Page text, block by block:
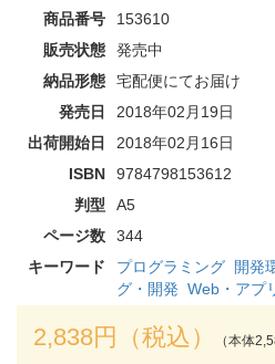
商品番号
153610
販売状態
発売中
納品形態
宅配便にてお届け
発売日
2018年02月19日
出荷開始日
2018年02月16日
ISBN
9784798153612
判型
A5
ページ数
344
キーワード
プログラミング 開発
グ・開発 Web・アプ
2,838円（税込） （本体